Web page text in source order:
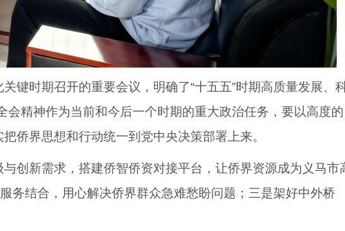
时期召开的重要会议，明确了“十五五”时期高质量发展、
精神作为当前和今后一个时期的重大政治任务，要以高度的
侨界思想和行动统一到党中央决策部署上来。
创新需求，搭建侨智侨资对接平台，让侨界资源成为义马市
务结合，用心解决侨界群众急难愁盼问题；三是架好中外桥